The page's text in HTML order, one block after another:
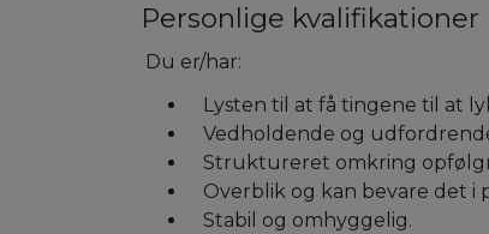
Personlige kvalifikationer
Du er/har:
Lysten til at få tingene til at
Vedholdende og
Struktureret omkring
Overblik og kan bevare det i
Stabil og omhyggelig.